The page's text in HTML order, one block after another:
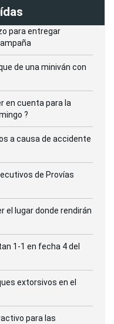
para entregar
de una miniván con
en cuenta para la
?
a causa de accidente
de Provías
el lugar donde rendirán
1-1 en fecha 4 del
extorsivos en el
para las